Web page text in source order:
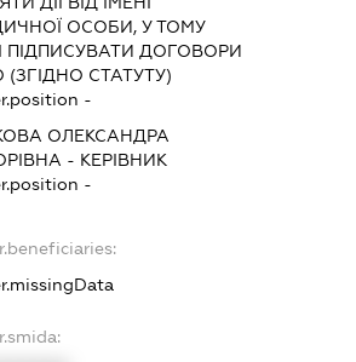
ОСОБИ, У ТОМУ
ПІДПИСУВАТИ ДОГОВОРИ
СТАТУТУ)
-
ОЛЕКСАНДРА
- КЕРІВНИК
-